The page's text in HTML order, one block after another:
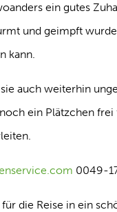
ein gutes
und geimpft
kann.
auch weiterhin
ein Plätzchen
0049-
die Reise in ein